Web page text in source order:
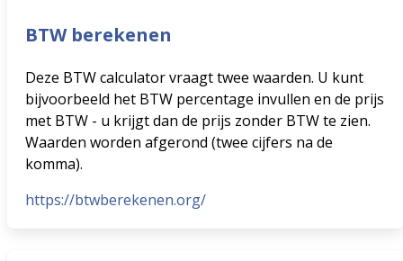
BTW berekenen
Deze BTW calculator vraagt twee waarden. U kunt
bijvoorbeeld het BTW percentage invullen en de prijs
met BTW - u krijgt dan de prijs zonder BTW te zien.
Waarden worden afgerond (twee cijfers na de
komma).
https://btwberekenen.org/